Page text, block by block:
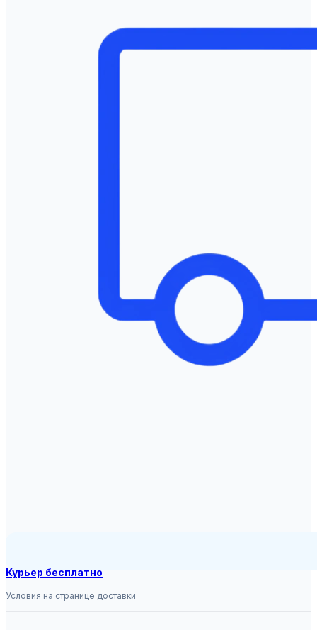
Курьер бесплатно
Условия на странице доставки